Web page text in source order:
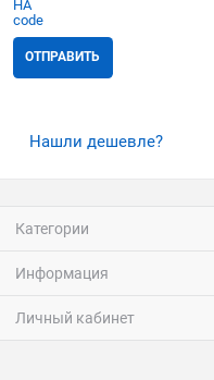
Нашли дешевле?
Категории
Информация
Личный кабинет